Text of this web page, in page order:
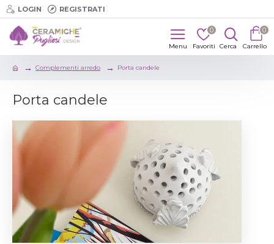
LOGIN REGISTRATI
0 0
Complementi arredo Porta candele
Porta candele